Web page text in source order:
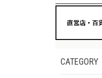
CATEGORY